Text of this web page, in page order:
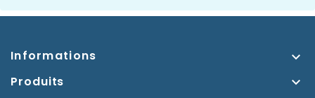
Dormant
Informations 
Produits 